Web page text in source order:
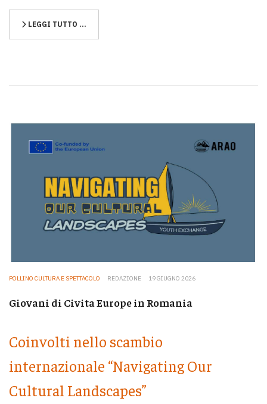
LEGGI TUTTO …
POLLINO CULTURA E SPETTACOLO REDAZIONE 19 GIUGNO 2026
Giovani di Civita Europe in Romania
Coinvolti nello scambio
internazionale “Navigating Our
Cultural Landscapes”